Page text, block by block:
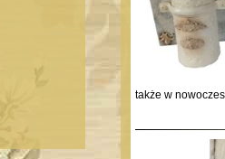
także w